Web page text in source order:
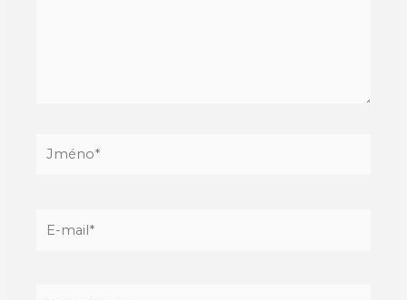
mail*